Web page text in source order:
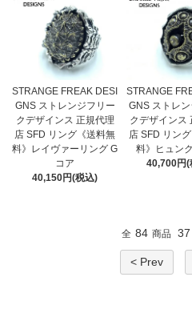
STRANGE FREAK DESI
GNS ストレンジフリー
クデザインス 正規代理
店 SFD リング《送料無
料》レイヴァーリング G
コア
40,150円(税込)
STRANGE
GNS ストレ
クデザインス
店 SFD リン
料》ヒュン
40,700円(
全 84 商品 37
< Prev